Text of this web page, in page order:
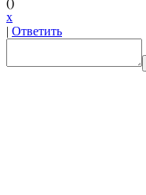
x
| Ответить